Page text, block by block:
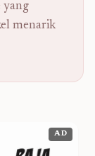
yang
menarik
AD